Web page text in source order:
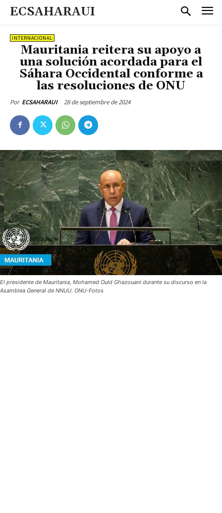
ECSAHARAUI
INTERNACIONAL
Mauritania reitera su apoyo a
una solución acordada para el
Sáhara Occidental conforme a
las resoluciones de ONU
Por ECSAHARAUI 28 de septiembre de 2024
El presidente de Mauritania, Mohamed Ould Ghazouani durante su discurso en la
Asamblea General de NNUU. ONU-Fotos